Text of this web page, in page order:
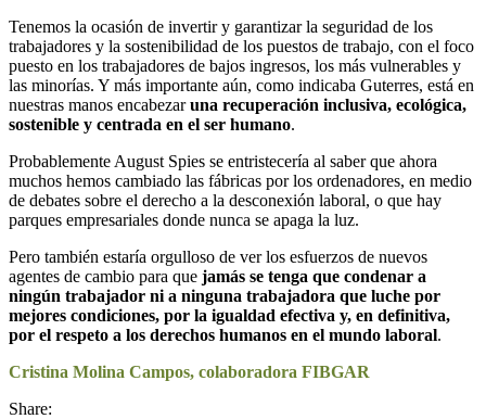
Tenemos la ocasión de invertir y garantizar la seguridad de los
trabajadores y la sostenibilidad de los puestos de trabajo, con el foco
puesto en los trabajadores de bajos ingresos, los más vulnerables y
las minorías. Y más importante aún, como indicaba Guterres, está en
nuestras manos encabezaruna recuperación inclusiva, ecológica,
sostenible y centrada en el ser humano.
Probablemente August Spies se entristecería al saber que ahora
muchos hemos cambiado las fábricas por los ordenadores, en medio
de debates sobre el derecho a la desconexión laboral, o que hay
parques empresariales donde nunca se apaga la luz.
Pero también estaría orgulloso de ver los esfuerzos de nuevos
agentes de cambio para que jamás se tenga que condenar a
ningún trabajador ni a ninguna trabajadora que luche por
mejores condiciones, por la igualdad efectiva y, en definitiva,
por el respeto a los derechos humanos en el mundo laboral.
Cristina Molina Campos, colaboradora FIBGAR
Share: